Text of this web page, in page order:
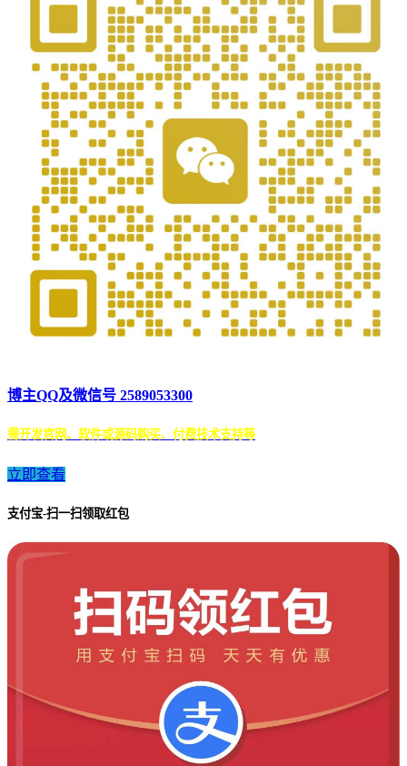
博主QQ及微信号 2589053300
需开发官网、软件或源码购买、付费技术支持等
立即查看
支付宝-扫一扫领取红包